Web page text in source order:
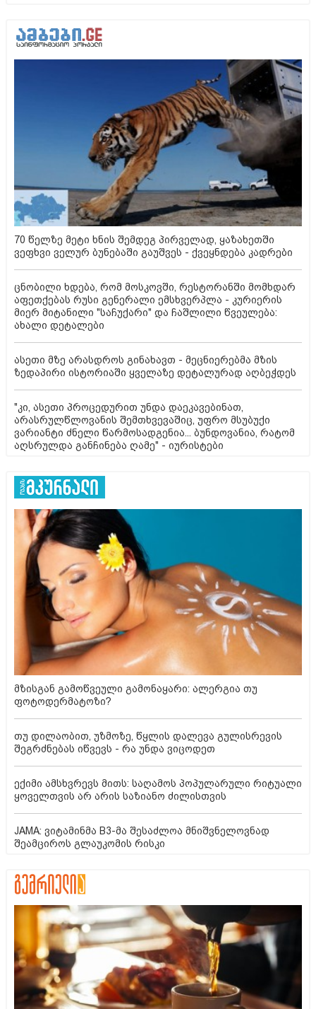
70 წელზე მეტი ხნის შემდეგ პირველად, ყაზახეთში
ვეფხვი ველურ ბუნებაში გაუშვეს - ქვეყნდება კადრები
ცნობილი ხდება, რომ მოსკოვში, რესტორანში მომხდარ
აფეთქებას რუსი გენერალი ემსხვერპლა - კურიერის
მიერ მიტანილი "საჩუქარი" და ჩაშლილი წვეულება:
ახალი დეტალები
ასეთი მზე არასდროს გინახავთ - მეცნიერებმა მზის
ზედაპირი ისტორიაში ყველაზე დეტალურად აღბეჭდეს
"კი, ასეთი პროცედურით უნდა დაეკავებინათ,
არასრულწლოვანის შემთხვევაშიც, უფრო მსუბუქი
ვარიანტი ძნელი წარმოსადგენია... ბუნდოვანია, რატომ
აღსრულდა განჩინება ღამე" - იურისტები
მზისგან გამოწვეული გამონაყარი: ალერგია თუ
ფოტოდერმატოზი?
თუ დილაობით, უზმოზე, წყლის დალევა გულისრევის
შეგრძნებას იწვევს - რა უნდა ვიცოდეთ
ექიმი ამსხვრევს მითს: საღამოს პოპულარული რიტუალი
ყოველთვის არ არის საზიანო ძილისთვის
JAMA: ვიტამინმა B3-მა შესაძლოა მნიშვნელოვნად
შეამციროს გლაუკომის რისკი